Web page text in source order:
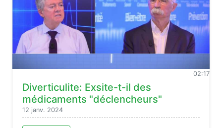
02:17
Diverticulite: Exsite-t-il des
médicaments "déclencheurs"
12 janv. 2024